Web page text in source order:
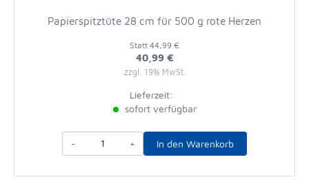
Papierspitztüte 28 cm für 500 g rote Herzen
Statt 44,99 €
40,99 €
zzgl. 19% MwSt.
Lieferzeit:
sofort verfügbar
- + In den Warenkorb